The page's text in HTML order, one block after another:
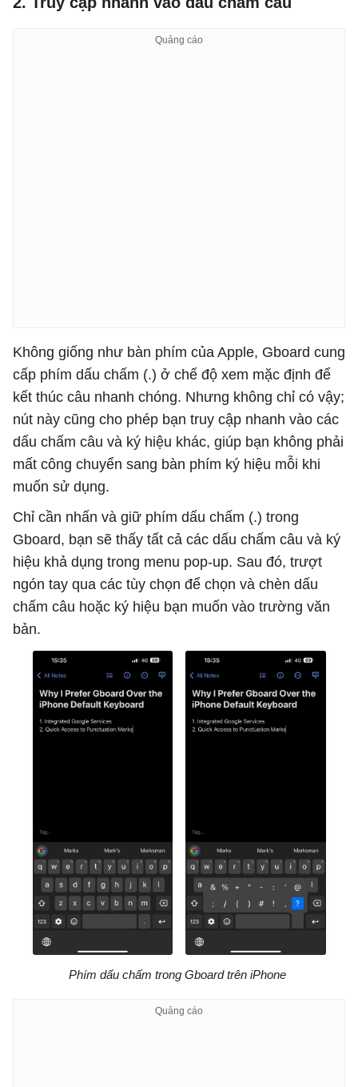
Không giống như bàn phím của Apple, Gboard cung
cấp phím dấu chấm (.) ở chế độ xem mặc định để
kết thúc câu nhanh chóng. Nhưng không chỉ có vậy;
nút này cũng cho phép bạn truy cập nhanh vào các
dấu chấm câu và ký hiệu khác, giúp bạn không phải
mất công chuyển sang bàn phím ký hiệu mỗi khi
muốn sử dụng.
Chỉ cần nhấn và giữ phím dấu chấm (.) trong
Gboard, bạn sẽ thấy tất cả các dấu chấm câu và ký
hiệu khả dụng trong menu pop-up. Sau đó, trượt
ngón tay qua các tùy chọn để chọn và chèn dấu
chấm câu hoặc ký hiệu bạn muốn vào trường văn
bản.
Phím dấu chấm trong Gboard trên iPhone